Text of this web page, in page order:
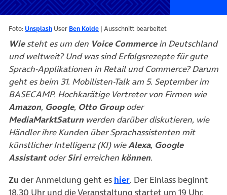
Foto: Unsplash User Ben Kolde | Ausschnitt bearbeitet
Wiesteht es um den Voice Commercein Deutschland
und weltweit? Und was sind Erfolgsrezepte für gute
Sprach-Applikationen in Retail und Commerce? Darum
geht es beim 31. Mobilisten-Talk am 5. September im
BASECAMP. Hochkarätige Vertreter von Firmen wie
Amazon, Google, Otto Groupoder
MediaMarktSaturnwerden darüber diskutieren, wie
Händler ihre Kunden über Sprachassistenten mit
künstlicher Intelligenz (KI) wieAlexa, Google
AssistantoderSirierreichen können.
Zu der Anmeldung geht es hier(öffnet in neuem Tab)
. Der Einlass beginnt